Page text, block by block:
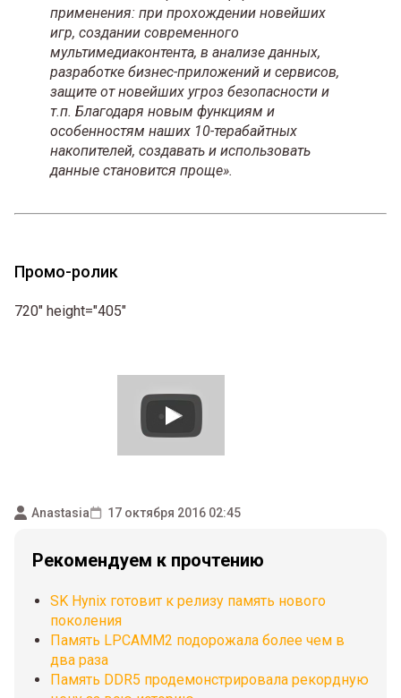
применения: при прохождении новейших
игр, создании современного
мультимедиаконтента, в анализе данных,
разработке бизнес-приложений и сервисов,
защите от новейших угроз безопасности и
т.п. Благодаря новым функциям и
особенностям наших 10-терабайтных
накопителей, создавать и использовать
данные становится проще».
Промо-ролик
720" height="405"
Anastasia 17 октября 2016 02:45
Рекомендуем к прочтению
SK Hynix готовит к релизу память нового
поколения
Память LPCAMM2 подорожала более чем в
два раза
Память DDR5 продемонстрировала рекордную